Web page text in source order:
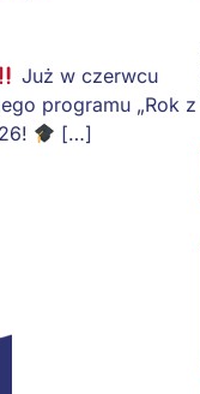
Już w czerwcu
programu „Rok z
[…]